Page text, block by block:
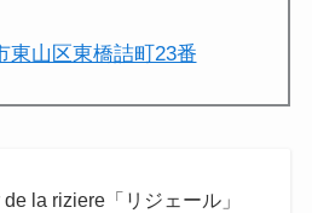
東山区東橋詰町23番
la riziere「リジェール」